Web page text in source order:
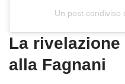
Un post condiviso
La
alla Fagnani